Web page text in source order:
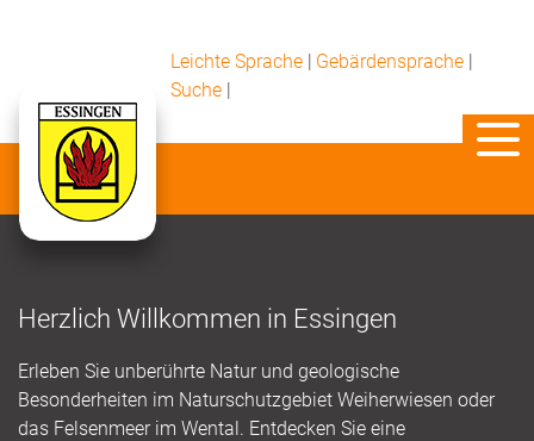
Leichte Sprache | Gebärdensprache |
Suche |
Herzlich Willkommen in Essingen
Erleben Sie unberührte Natur und geologische
Besonderheiten im Naturschutzgebiet Weiherwiesen oder
das Felsenmeer im Wental. Entdecken Sie eine